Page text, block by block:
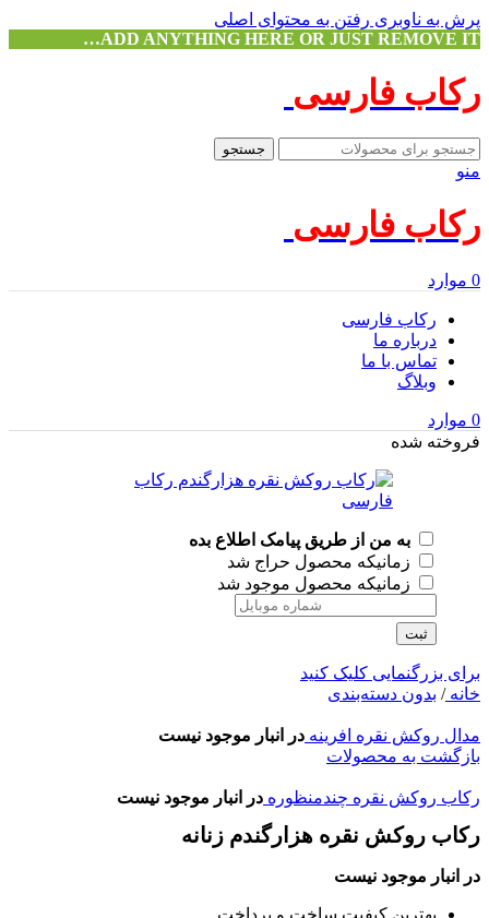
پرش به ناوبری رفتن به محتوای اصلی
ADD ANYTHING HERE OR JUST REMOVE IT…
رکاب فارسی
جستجو
منو
رکاب فارسی
0 موارد
رکاب فارسی
درباره ما
تماس با ما
وبلاگ
0 موارد
فروخته شده
به من از طریق پیامک اطلاع بده
زمانیکه محصول حراج شد
زمانیکه محصول موجود شد
ثبت
برای بزرگنمایی کلیک کنید
خانه/ بدون دسته‌بندی
مدال روکش نقره افرینه در انبار موجود نیست
بازگشت به محصولات
رکاب روکش نقره چندمنظوره در انبار موجود نیست
رکاب روکش نقره هزارگندم زنانه
در انبار موجود نیست